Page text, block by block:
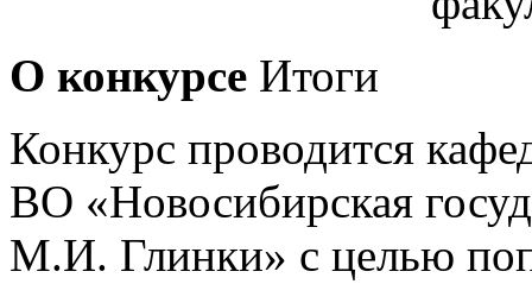
О конкурсе Итоги
Конкурс проводится
ВО «Новосибирская
М.И. Глинки» с целью